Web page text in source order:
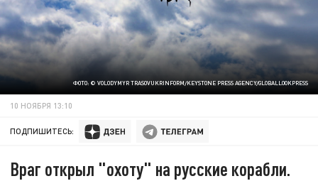
ФОТО: © VOLODYMYR TRASOVUKRINFORM/KEYSTONE PRESS AGENCY/GLOBALLOOKPRESS
10 НОЯБРЯ 13:10
ПОДПИШИТЕСЬ:
Враг открыл "охоту" на русские корабли.